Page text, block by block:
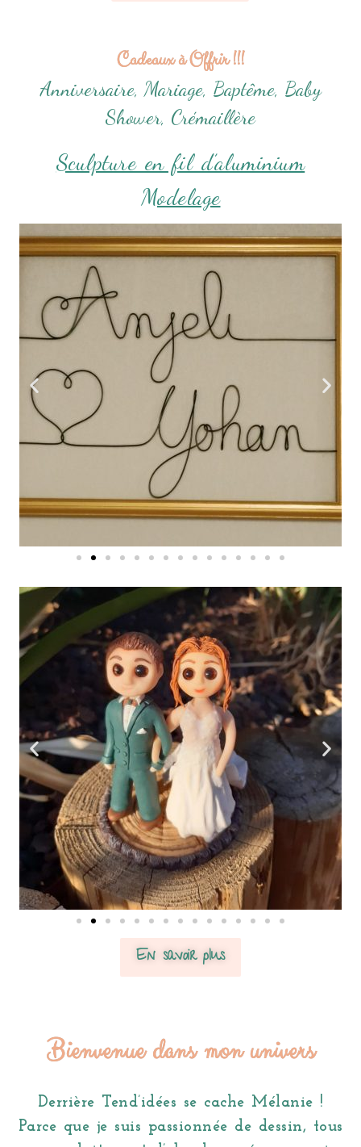
Cadeaux à Offrir !!!
Anniversaire, Mariage, Baptême, Baby
Shower, Crémaillère
Sculpture en fil d’aluminium
Modelage
En savoir plus
Bienvenue dans mon univers
Derrière Tend’idées se cache Mélanie !
Parce que je suis passionnée de dessin, tous